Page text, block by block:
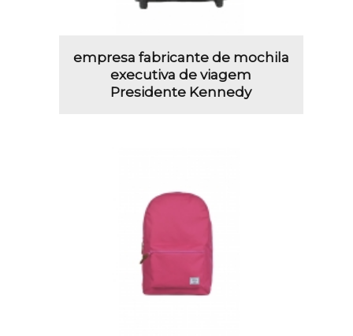
empresa fabricante de mochila
executiva de viagem
Presidente Kennedy